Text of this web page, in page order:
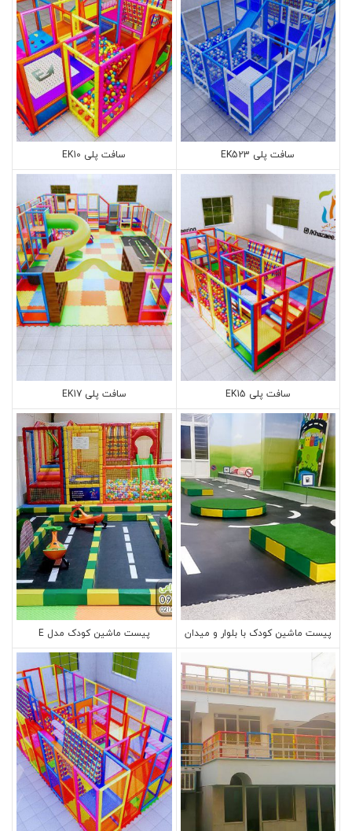
سافت پلی EK523 سافت پلی EK10
سافت پلی EK15 سافت پلی EK17
پیست ماشین کودک با بلوار و میدان پیست ماشین کودک مدل E